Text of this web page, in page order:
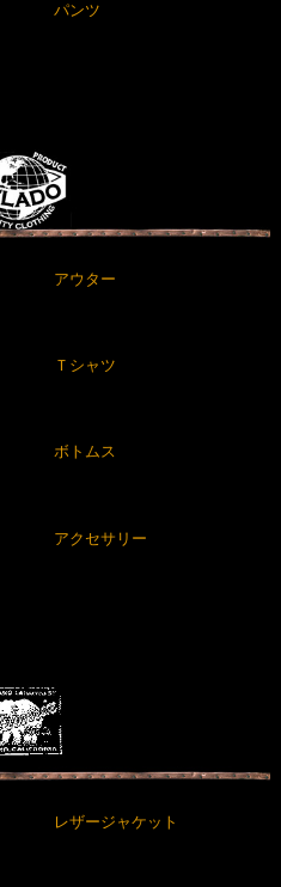
パンツ
アウター
Ｔシャツ
ボトムス
アクセサリー
レザージャケット